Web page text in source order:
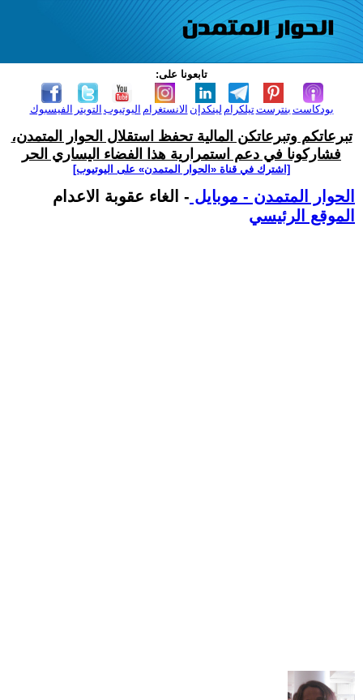
تابعونا على:
الفيسبوك التويتر اليوتيوب الانستغرام لينكدإن تيلكرامبنترست بودكاست
تبرعاتكم وتبرعاتكن المالية تحفظ استقلال الحوار المتمدن،
فشاركونا في دعم استمرارية هذا الفضاء اليساري الحر
[اشترك في قناة ‫«الحوار المتمدن» على اليوتيوب]
الحوار المتمدن - موبايل - الغاء عقوبة الاعدام
الموقع الرئيسي